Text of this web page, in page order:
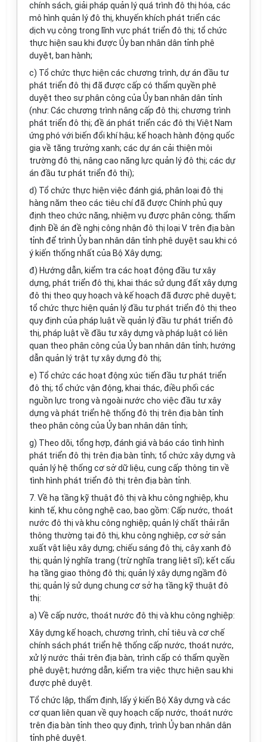
chính sách, giải pháp quản lý quá trình đô thị hóa, các
mô hình quản lý đô thị, khuyến khích phát triển các
dịch vụ công trong lĩnh vực phát triển đô thị; tổ chức
thực hiện sau khi được Ủy ban nhân dân tỉnh phê
duyệt, ban hành;
c) Tổ chức thực hiện các chương trình, dự án đầu tư
phát triển đô thị đã được cấp có thẩm quyền phê
duyệt theo sự phân công của Ủy ban nhân dân tỉnh
(như: Các chương trình nâng cấp đô thị; chương trình
phát triển đô thị; đề án phát triển các đô thị Việt Nam
ứng phó với biến đổi khí hậu; kế hoạch hành động quốc
gia về tăng trưởng xanh; các dự án cải thiện môi
trường đô thị, nâng cao năng lực quản lý đô thị; các dự
án đầu tư phát triển đô thị);
d) Tổ chức thực hiện việc đánh giá, phân loại đô thị
hàng năm theo các tiêu chí đã được Chính phủ quy
định theo chức năng, nhiệm vụ được phân công; thẩm
định Đề án đề nghị công nhận đô thị loại V trên địa bàn
tỉnh để trình Ủy ban nhân dân tỉnh phê duyệt sau khi có
ý kiến thống nhất của Bộ Xây dựng;
đ) Hướng dẫn, kiểm tra các hoạt động đầu tư xây
dựng, phát triển đô thị, khai thác sử dụng đất xây dựng
đô thị theo quy hoạch và kế hoạch đã được phê duyệt;
tổ chức thực hiện quản lý đầu tư phát triển đô thị theo
quy định của pháp luật về quản lý đầu tư phát triển đô
thị, pháp luật về đầu tư xây dựng và pháp luật có liên
quan theo phân công của Ủy ban nhân dân tỉnh; hướng
dẫn quản lý trật tự xây dựng đô thị;
e) Tổ chức các hoạt động xúc tiến đầu tư phát triển
đô thị; tổ chức vận động, khai thác, điều phối các
nguồn lực trong và ngoài nước cho việc đầu tư xây
dựng và phát triển hệ thống đô thị trên địa bàn tỉnh
theo phân công của Ủy ban nhân dân tỉnh;
g) Theo dõi, tổng hợp, đánh giá và báo cáo tình hình
phát triển đô thị trên địa bàn tỉnh; tổ chức xây dựng và
quản lý hệ thống cơ sở dữ liệu, cung cấp thông tin về
tình hình phát triển đô thị trên địa bàn tỉnh.
7. Về hạ tầng kỹ thuật đô thị và khu công nghiệp, khu
kinh tế, khu công nghệ cao, bao gồm: Cấp nước, thoát
nước đô thị và khu công nghiệp; quản lý chất thải rắn
thông thường tại đô thị, khu công nghiệp, cơ sở sản
xuất vật liệu xây dựng; chiếu sáng đô thị, cây xanh đô
thị; quản lý nghĩa trang (trừ nghĩa trang liệt sĩ); kết cấu
hạ tầng giao thông đô thị; quản lý xây dựng ngầm đô
thị; quản lý sử dụng chung cơ sở hạ tầng kỹ thuật đô
thị:
a) Về cấp nước, thoát nước đô thị và khu công nghiệp:
Xây dựng kế hoạch, chương trình, chỉ tiêu và cơ chế
chính sách phát triển hệ thống cấp nước, thoát nước,
xử lý nước thải trên địa bàn, trình cấp có thẩm quyền
phê duyệt; hướng dẫn, kiểm tra việc thực hiện sau khi
được phê duyệt.
Tổ chức lập, thẩm định, lấy ý kiến Bộ Xây dựng và các
cơ quan liên quan về quy hoạch cấp nước, thoát nước
trên địa bàn tỉnh theo quy định, trình Ủy ban nhân dân
tỉnh phê duyệt.